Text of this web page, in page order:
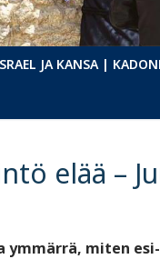
JA KANSA |
elää –
ymmärrä, miten